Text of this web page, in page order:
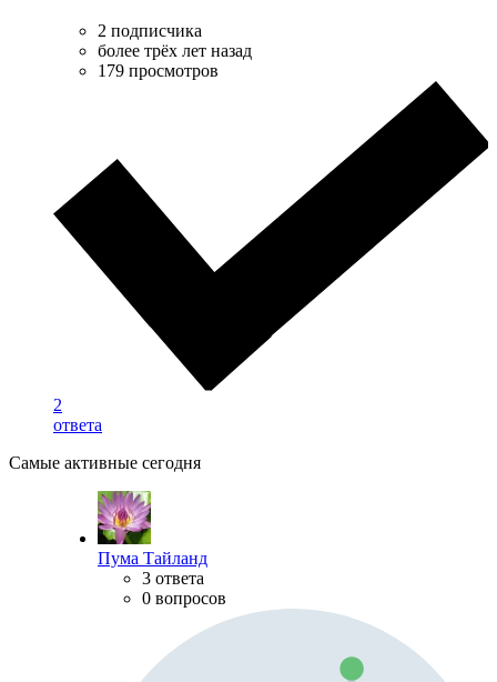
2 подписчика
более трёх лет назад
179 просмотров
2
ответа
Самые активные сегодня
Пума Тайланд
3 ответа
0 вопросов